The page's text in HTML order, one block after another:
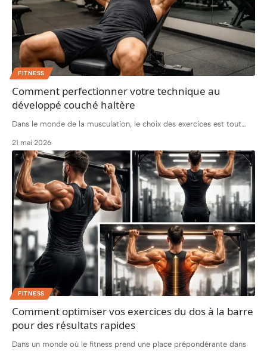
FITNESS
Comment perfectionner votre technique au
développé couché haltère
Dans le monde de la musculation, le choix des exercices est tout…
21 mai 2026
FITNESS
Comment optimiser vos exercices du dos à la barre
pour des résultats rapides
Dans un monde où le fitness prend une place prépondérante dans